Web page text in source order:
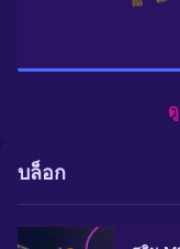
บล็อก